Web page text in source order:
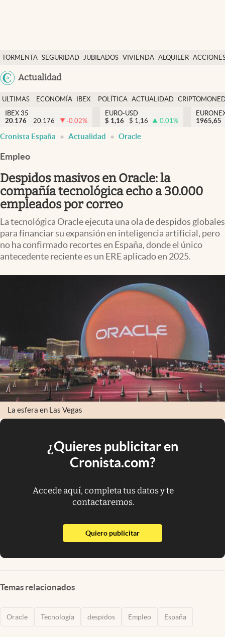
TORMENTA SEGURIDAD JUBILADOS VIVIENDA ALQUILER
USA
Actualidad
Economía y finanzas
Política
Actualidad
Criptomonedas
España
ULTIMAS
NOTICIAS
ECONOMÍA
FINANZAS
IBEX
EURO
POLÍTICA ACTUALIDAD
IBEX 35
20.176
20.176 -0.02%
EURO-USD
$ 1,16 $ 1,16 0.01%
1965,65
Cronista España Actualidad Oracle
Empleo
Despidos masivos en Oracle: la
compañía tecnológica echo a 30.000
empleados por correo
La tecnológica Oracle ejecuta una ola de despidos globales
para financiar su expansión en inteligencia artificial, pero
no ha confirmado recortes en España, donde el único
antecedente reciente es un ERE aplicado en 2025.
La esfera en Las Vegas
¿Quieres publicitar en
Cronista.com?
Accede aquí, completa tus datos y te
contactaremos.
Quiero publicitarabre en nueva pestaña
Temas relacionados
Oracle Tecnología despidos Empleo España